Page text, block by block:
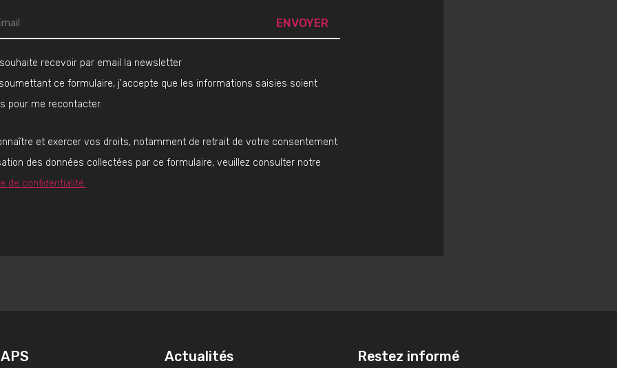
recevoir par email la newsletter
ce formulaire, j'accepte que les informations saisies soient
pour me recontacter.
et exercer vos droits, notamment de retrait de votre consentement
des données collectées par ce formulaire, veuillez consulter notre
de confidentialité.
Actualités Restez informé